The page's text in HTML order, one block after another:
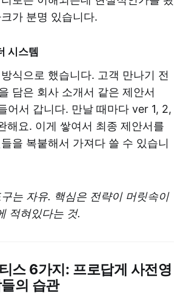
가 분명 있습니다.
시스템
식으로 했습니다. 고객 만나기 전
담은 회사 소개서 같은 제안서
어서 갑니다. 만날 때마다 ver 1, 2,
해요. 이게 쌓여서 최종 제안서를
을 복붙해서 가져다 쓸 수 있습니
는 자유. 핵심은 전략이 머릿속이
적혀있다는 것.
스 6가지: 프로답게 사전영
의 습관